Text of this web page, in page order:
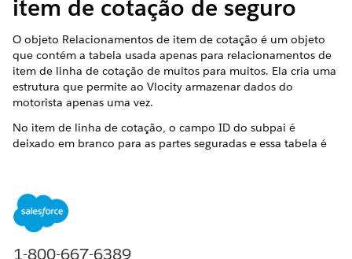
item de cotação de seguro
O objeto Relacionamentos de item de cotação é um objeto
que contém a tabela usada apenas para relacionamentos de
item de linha de cotação de muitos para muitos. Ela cria uma
estrutura que permite ao Vlocity armazenar dados do
motorista apenas uma vez.
No item de linha de cotação, o campo ID do subpai é
deixado em branco para as partes seguradas e essa tabela é
de item de linha de cotação que se parece com esta:
Parte segurada = filho do item segurado = filho do produto
raiz
1-800-667-6389